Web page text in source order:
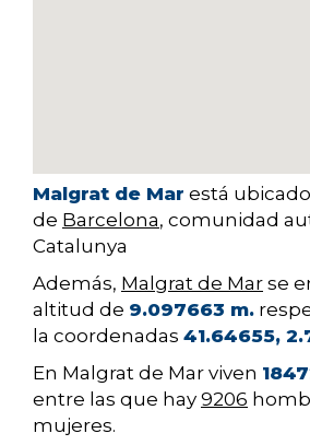
Malgrat de Mar está
de Barcelona, comunidad
Catalunya
Además, Malgrat de Mar se
altitud de 9.097663 m.
la coordenadas 41.64655,
En Malgrat de Mar viven
entre las que hay 9206
mujeres.